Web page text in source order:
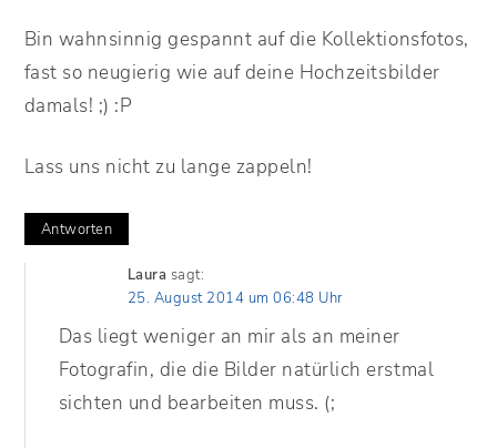
Bin wahnsinnig gespannt auf die Kollektionsfotos,
fast so neugierig wie auf deine Hochzeitsbilder
damals! ;) :P
Lass uns nicht zu lange zappeln!
Antworten
Laura sagt:
25. August 2014 um 06:48 Uhr
Das liegt weniger an mir als an meiner
Fotografin, die die Bilder natürlich erstmal
sichten und bearbeiten muss. (;